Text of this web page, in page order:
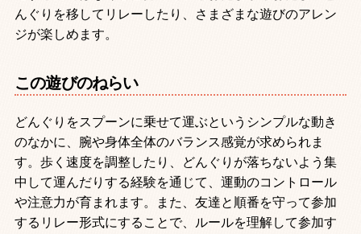
んぐりを移してリレーしたり、さまざまな遊びのアレン
ジが楽しめます。
この遊びのねらい
どんぐりをスプーンに乗せて運ぶというシンプルな動き
のなかに、腕や身体全体のバランス感覚が求められま
す。歩く速度を調整したり、どんぐりが落ちないよう集
中して運んだりする経験を通じて、運動のコントロール
や注意力が育まれます。また、友達と順番を守って参加
するリレー形式にすることで、ルールを理解して参加す